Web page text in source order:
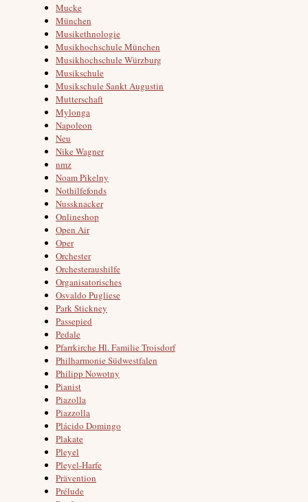
Mucke
München
Musikethnologie
Musikhochschule München
Musikhochschule Würzburg
Musikschule
Musikschule Sankt Augustin
Mutterschaft
Mylonga
Napoleon
Neu
Nike Wagner
nmz
Noam Pikelny
Nothilfefonds
Nussknacker
Onlineshop
Open Air
Oper
Orchester
Orchesteraushilfe
Organisatorisches
Osvaldo Pugliese
Park Stickney
Passepied
Pedale
Pfarrkirche Hl. Familie Troisdorf
Philharmonie Südwestfalen
Philipp Nowotny
Pianist
Piazolla
Piazzolla
Plácido Domingo
Plakate
Pleyel
Pleyel-Harfe
Prävention
Prélude